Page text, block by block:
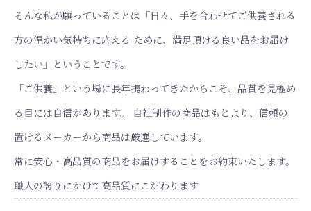
そんな私が願っていることは「日々、手を合わせてご供養される
方の温かい気持ちに応える ために、満足頂ける良い品をお届け
したい」ということです。
「ご供養」という場に長年携わってきたからこそ、品質を見極め
る目には自信があります。 自社制作の商品はもとより、信頼の
置けるメーカーから商品は厳選しています。
常に安心・高品質の商品をお届けすることをお約束いたします。
職人の誇りにかけて高品質にこだわります